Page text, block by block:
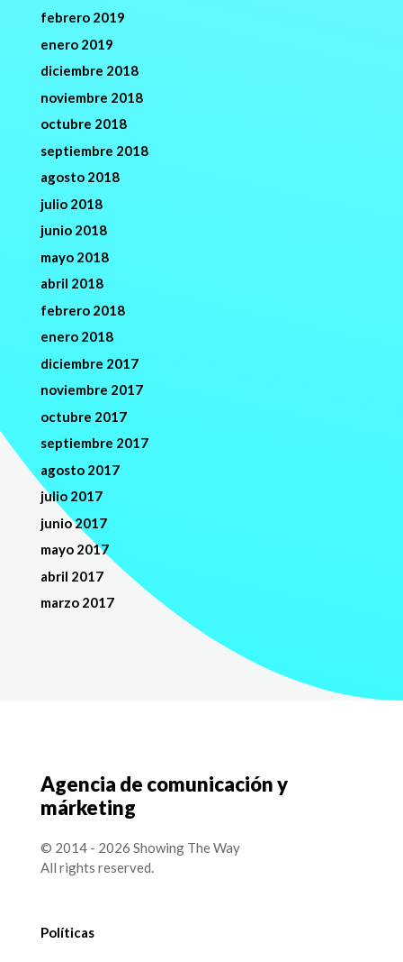
febrero 2019
enero 2019
diciembre 2018
noviembre 2018
octubre 2018
septiembre 2018
agosto 2018
julio 2018
junio 2018
mayo 2018
abril 2018
febrero 2018
enero 2018
diciembre 2017
noviembre 2017
octubre 2017
septiembre 2017
agosto 2017
julio 2017
junio 2017
mayo 2017
abril 2017
marzo 2017
Agencia de comunicación y
márketing
© 2014 - 2026 Showing The Way
All rights reserved.
Políticas